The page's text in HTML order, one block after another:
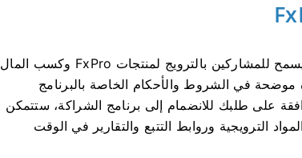
برنامج الشراكة التابع لشركة FxPro - هو برنامج شراكة يسمح للمشاركين بالترويج لمنتجات FxPro وكسب المال
موضحة في الشروط والأحكام الخاصة بالبرنامج
طلبك للانضمام إلى برنامج الشراكة، ستتمكن
وروابط التتبع والتقارير في الوقت